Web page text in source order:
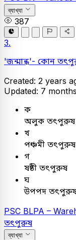
ব্যাখ্যা
387
3.
'জন্মান্ধ'- কোন
Created: 2 years
Updated: 7
ক
অলুক তৎপুরুষ
খ
পঞ্চমী তৎপুরুষ
গ
ষষ্ঠী তৎপুরুষ
ঘ
উপপদ
PSC BLPA –
তৎপুরুষ
ব্যাখ্যা